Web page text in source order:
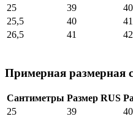
25
39
40
25,5
40
41
26,5
41 42
Примерная размерная
Сантиметры Размер RUS
25
39
40